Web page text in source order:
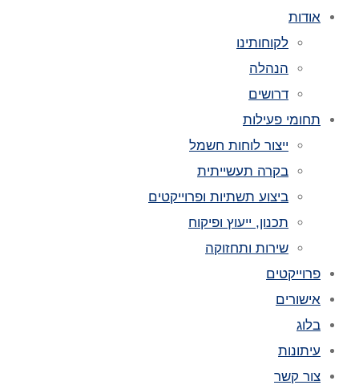
אודות
לקוחותינו
הנהלה
דרושים
תחומי פעילות
ייצור לוחות חשמל
בקרה תעשייתית
ביצוע תשתיות ופרוייקטים
תכנון, ייעוץ ופיקוח
שירות ותחזוקה
פרוייקטים
אישורים
בלוג
עיתונות
צור קשר